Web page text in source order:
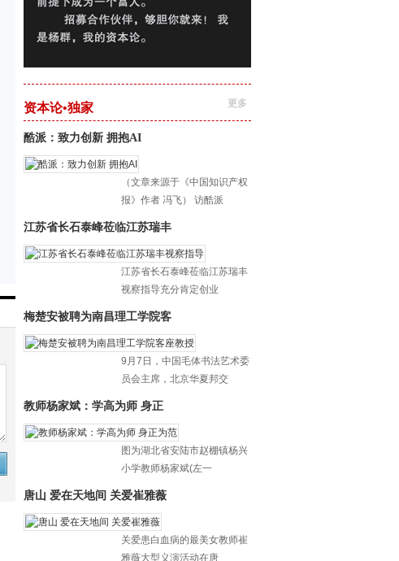
更多
资本论•独家
酷派：致力创新 拥抱AI
（文章来源于《中国知识产权
报》作者 冯飞） 访酷派
江苏省长石泰峰莅临江苏瑞丰
江苏省长石泰峰莅临江苏瑞丰
视察指导充分肯定创业
梅楚安被聘为南昌理工学院客
9月7日，中国毛体书法艺术委
员会主席，北京华夏邦交
教师杨家斌：学高为师 身正
图为湖北省安陆市赵棚镇杨兴
小学教师杨家斌(左一
唐山 爱在天地间 关爱崔雅薇
关爱患白血病的最美女教师崔
雅薇大型义演活动在唐